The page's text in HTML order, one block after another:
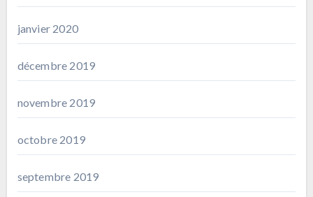
janvier 2020
décembre 2019
novembre 2019
octobre 2019
septembre 2019